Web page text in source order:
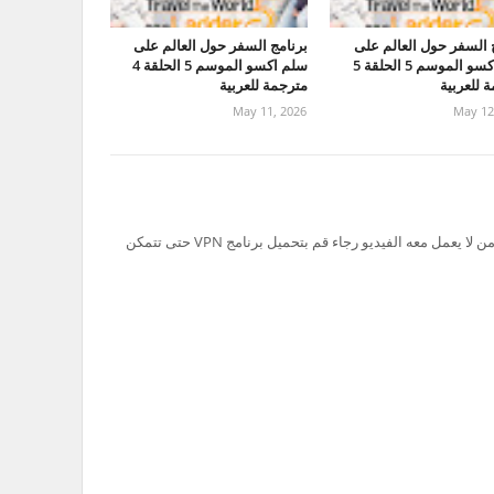
السفر حول العالم على
سلم اكسو الموسم 5 الحلقة 5
للعربية
May
برنامج السفر حول العالم على
سلم اكسو الموسم 5 الحلقة 4
مترجمة للعربية
May 11, 2026
تم حظر سيرفر Ok.ru في السعودية لذلك من لا يعمل معه الفيديو رجاء قم بتحميل برنامج VPN حتى تتمكن